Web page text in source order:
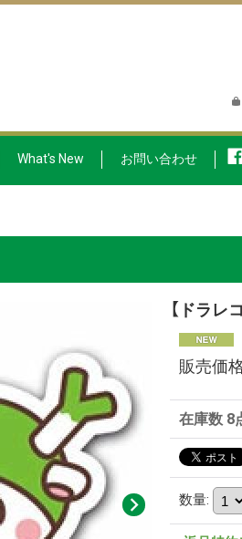
What's New お問い合わせ
【ドラ
販売価
在庫数 8
数量: